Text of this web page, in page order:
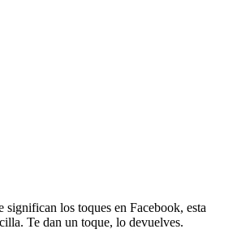
significan los toques en Facebook, esta
Te dan un toque, lo devuelves.